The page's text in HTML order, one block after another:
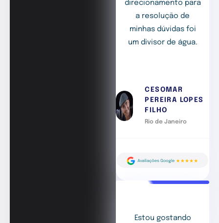
direcionamento para
a resolução de
minhas dúvidas foi
um divisor de água.
CESOMAR
PEREIRA LOPES
FILHO
Rio de Janeiro
Estou gostando